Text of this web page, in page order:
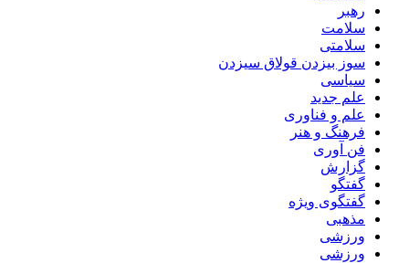
رهبر
سلامت
سلامتی
سوز بیزدن قولاق سیزدن
سیاسی
علم جدید
علم و فناوری
فرهنگ و هنر
فن آوری
گزارش
گفتگو
گفتگوی ویژه
مذهبی
ورزشی
ورزشی